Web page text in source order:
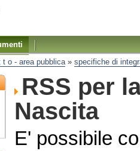
t o - area pubblica» specifiche di
RSS per
Nascita
E' possibile